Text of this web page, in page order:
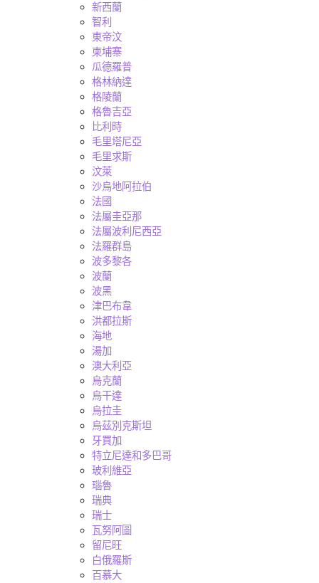
新西蘭
智利
東帝汶
柬埔寨
瓜德羅普
格林納達
格陵蘭
格魯吉亞
比利時
毛里塔尼亞
毛里求斯
汶萊
沙烏地阿拉伯
法國
法屬圭亞那
法屬波利尼西亞
法羅群島
波多黎各
波蘭
波黑
津巴布韋
洪都拉斯
海地
湯加
澳大利亞
烏克蘭
烏干達
烏拉圭
烏茲別克斯坦
牙買加
特立尼達和多巴哥
玻利維亞
瑙魯
瑞典
瑞士
瓦努阿圖
留尼旺
白俄羅斯
百慕大